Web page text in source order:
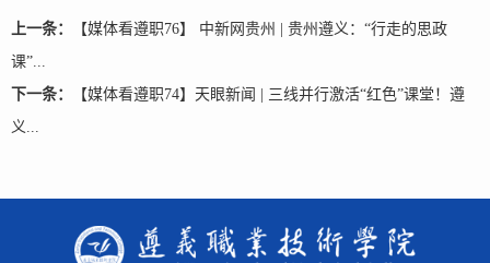
上一条：
【媒体看遵职76】 中新网贵州 | 贵州遵义：“行走的思政
课”...
下一条：
【媒体看遵职74】天眼新闻 | 三线并行激活“红色”课堂！遵
义...